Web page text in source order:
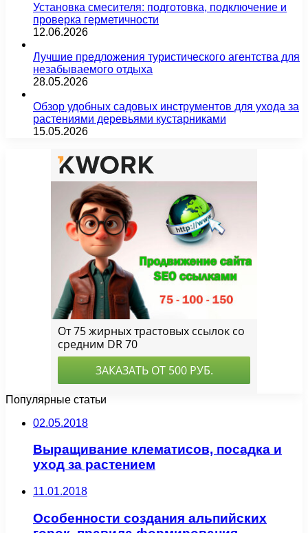
Установка смесителя: подготовка, подключение и
проверка герметичности
12.06.2026
Лучшие предложения туристического агентства для
незабываемого отдыха
28.05.2026
Обзор удобных садовых инструментов для ухода за
растениями деревьями кустарниками
15.05.2026
Популярные статьи
02.05.2018
Выращивание клематисов, посадка и
уход за растением
11.01.2018
Особенности создания альпийских